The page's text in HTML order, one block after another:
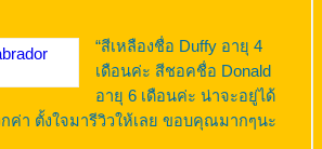
“สีเหลืองชื่อ Duffy อายุ 4
เดือนค่ะ สีชอคชื่อ Donald
อายุ 6 เดือนค่ะ น่าจะอยู่ได้
กค่า ตั้งใจมารีวิวให้เลย ขอบคุณมากๆนะ